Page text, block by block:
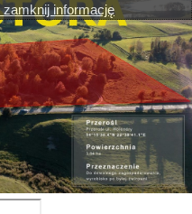
informację